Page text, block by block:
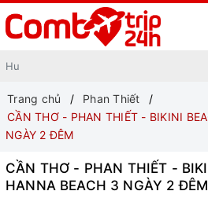
Trang chủ
Phan Thiết
CẦN THƠ - PHAN THIẾT - BIKINI
NGÀY 2 ĐÊM
CẦN THƠ - PHAN THIẾT -
HANNA BEACH 3 NGÀY 2 ĐÊM